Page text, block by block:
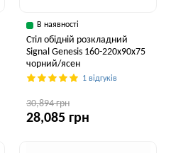
В наявності
Стіл обідній розкладний
Signal Genesis 160-220x90x75
чорний/ясен
1 відгуків
30,894 грн
28,085 грн